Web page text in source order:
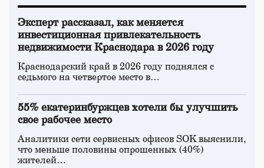
Эксперт рассказал, как меняется
инвестиционная привлекательность
недвижимости Краснодара в 2026 году
Краснодарский край в 2026 году поднялся с
седьмого на четвертое место в…
55% екатеринбуржцев хотели бы улучшить
свое рабочее место
Аналитики сети сервисных офисов SOK выяснили,
что меньше половины опрошенных (40%)
жителей…